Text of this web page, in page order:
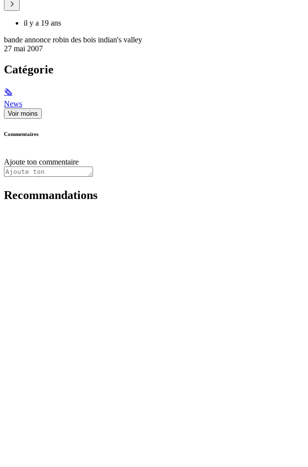
il y a 19 ans
bande annonce robin des bois indian's valley
27 mai 2007
Catégorie
🗞
News
Voir moins
Commentaires
Ajoute ton commentaire
Recommandations